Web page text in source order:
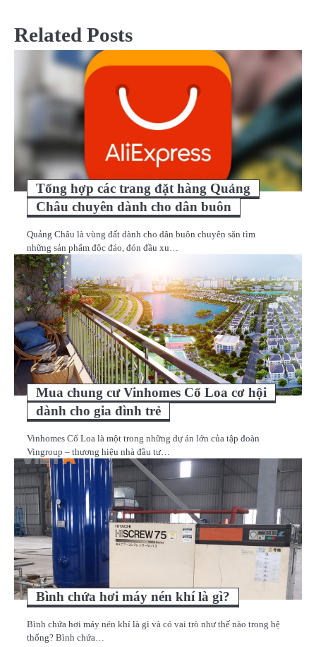
bài
viết
Related Posts
Tổng hợp các trang đặt hàng Quảng
Châu chuyên dành cho dân buôn
Quảng Châu là vùng đất dành cho dân buôn chuyên săn tìm
những sản phẩm độc đáo, đón đầu xu…
Mua chung cư Vinhomes Cổ Loa cơ hội
dành cho gia đình trẻ
Vinhomes Cổ Loa là một trong những dự án lớn của tập đoàn
Vingroup – thương hiệu nhà đầu tư…
Bình chứa hơi máy nén khí là gì?
Bình chứa hơi máy nén khí là gì và có vai trò như thế nào trong hệ
thống? Bình chứa…